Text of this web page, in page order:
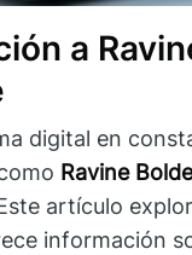
a
digital en
Ravine
artículo
información